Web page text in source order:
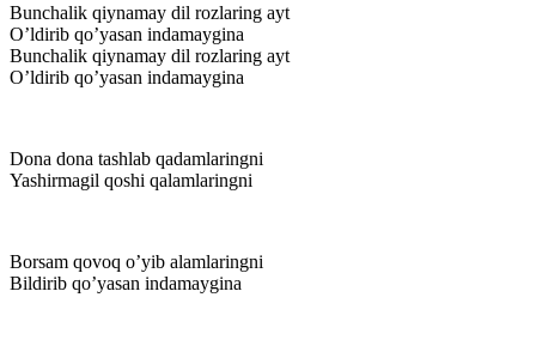
Bunchalik qiynamay dil rozlaring ayt
O’ldirib qo’yasan indamaygina
Bunchalik qiynamay dil rozlaring ayt
O’ldirib qo’yasan indamaygina
Dona dona tashlab qadamlaringni
Yashirmagil qoshi qalamlaringni
Borsam qovoq o’yib alamlaringni
Bildirib qo’yasan indamaygina